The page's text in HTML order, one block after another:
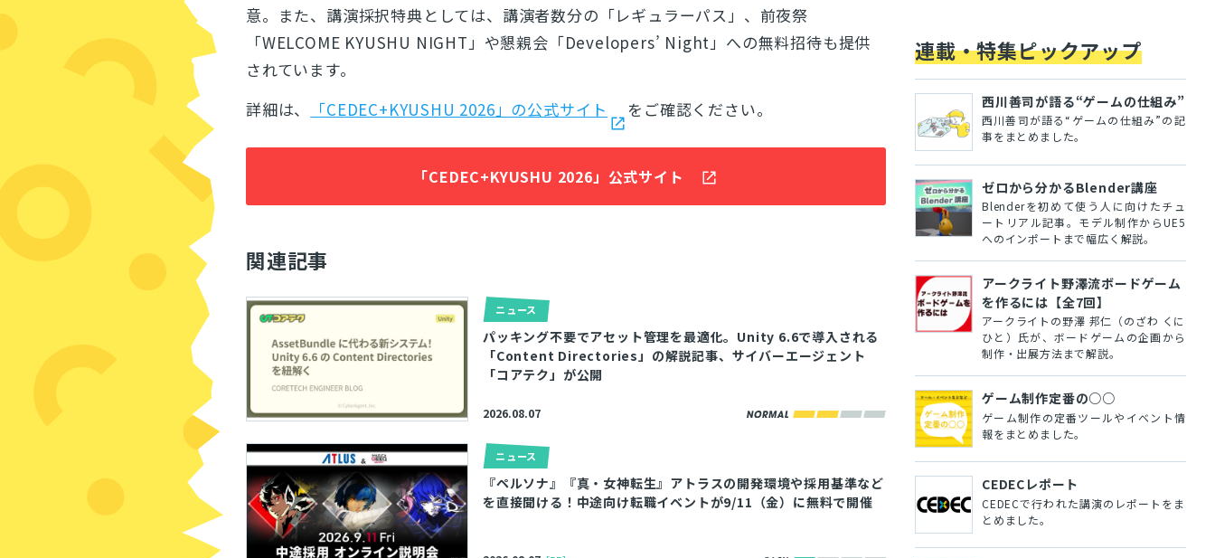
意。また、講演採択特典としては、講演者数分の「レギュラーパス」、前夜祭
「WELCOME KYUSHU NIGHT」や懇親会「Developers’ Night」への無料招待も提供
されています。
詳細は、
「CEDEC+KYUSHU 2026」の公式サイト をご確認ください。
「CEDEC+KYUSHU 2026」公式サイト
関連記事
ニュース
パッキング不要でアセット管理を最適化。Unity 6.6で導入される
「Content Directories」の解説記事、サイバーエージェント
「コアテク」が公開
2026.08.07
ニュース
『ペルソナ』『真・女神転生』アトラスの開発環境や採用基準など
を直接聞ける！中途向け転職イベントが9/11（金）に無料で開催
連載・特集ピックアップ
西川善司が語る“ゲームの仕組み”
西川善司が語る“ゲームの仕組み”の記
事をまとめました。
ゼロから分かるBlender講座
Blenderを初めて使う人に向けたチュ
ートリアル記事。モデル制作からUE5
へのインポートまで幅広く解説。
アークライト野澤流ボードゲーム
を作るには【全7回】
アークライトの野澤 邦仁（のざわ くに
ひと）氏が、ボードゲームの企画から
制作・出展方法まで解説。
ゲーム制作定番の○○
ゲーム制作の定番ツールやイベント情
報をまとめました。
CEDECレポート
CEDECで行われた講演のレポートをま
とめました。
検索